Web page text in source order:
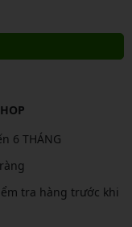
6 THÁNG
tra hàng trước khi